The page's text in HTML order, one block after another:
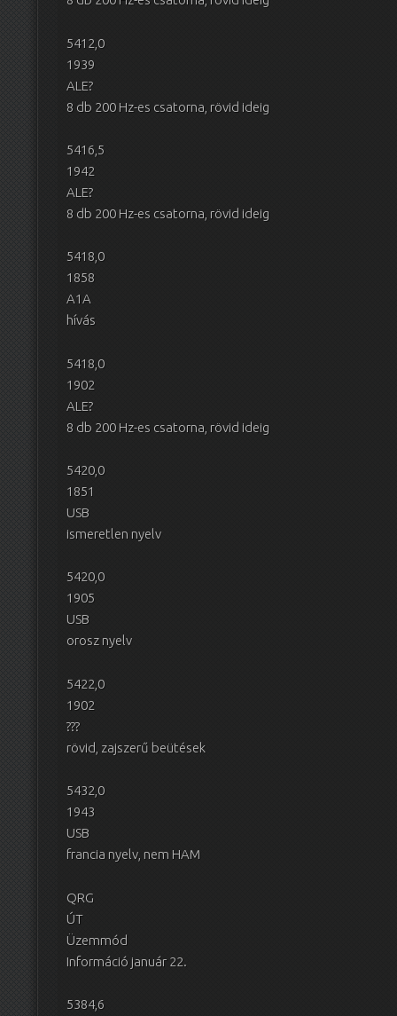
5412,0
1939
ALE?
8 db 200 Hz-es csatorna, rövid ideig
5416,5
1942
ALE?
8 db 200 Hz-es csatorna, rövid ideig
5418,0
1858
A1A
hívás
5418,0
1902
ALE?
8 db 200 Hz-es csatorna, rövid ideig
5420,0
1851
USB
ismeretlen nyelv
5420,0
1905
USB
orosz nyelv
5422,0
1902
???
rövid, zajszerű beütések
5432,0
1943
USB
francia nyelv, nem HAM
QRG
ÚT
Üzemmód
Információ január 22.
5384,6